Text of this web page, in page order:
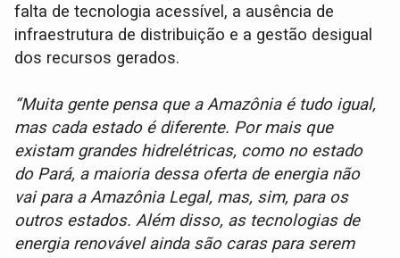
falta de tecnologia acessível, a ausência de
infraestrutura de distribuição e a gestão desigual
dos recursos gerados.
“Muita gente pensa que a Amazônia é tudo igual,
mas cada estado é diferente. Por mais que
existam grandes hidrelétricas, como no estado
do Pará, a maioria dessa oferta de energia não
vai para a Amazônia Legal, mas, sim, para os
outros estados. Além disso, as tecnologias de
energia renovável ainda são caras para serem